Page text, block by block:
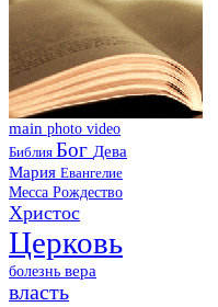
main photo video
Библия Бог Дева
Мария Евангелие
Месса Рождество
Христос
Церковь
болезнь вера
власть